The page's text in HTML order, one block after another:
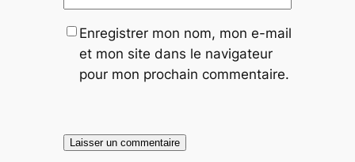
Enregistrer mon nom, mon e-mail
et mon site dans le navigateur
pour mon prochain commentaire.